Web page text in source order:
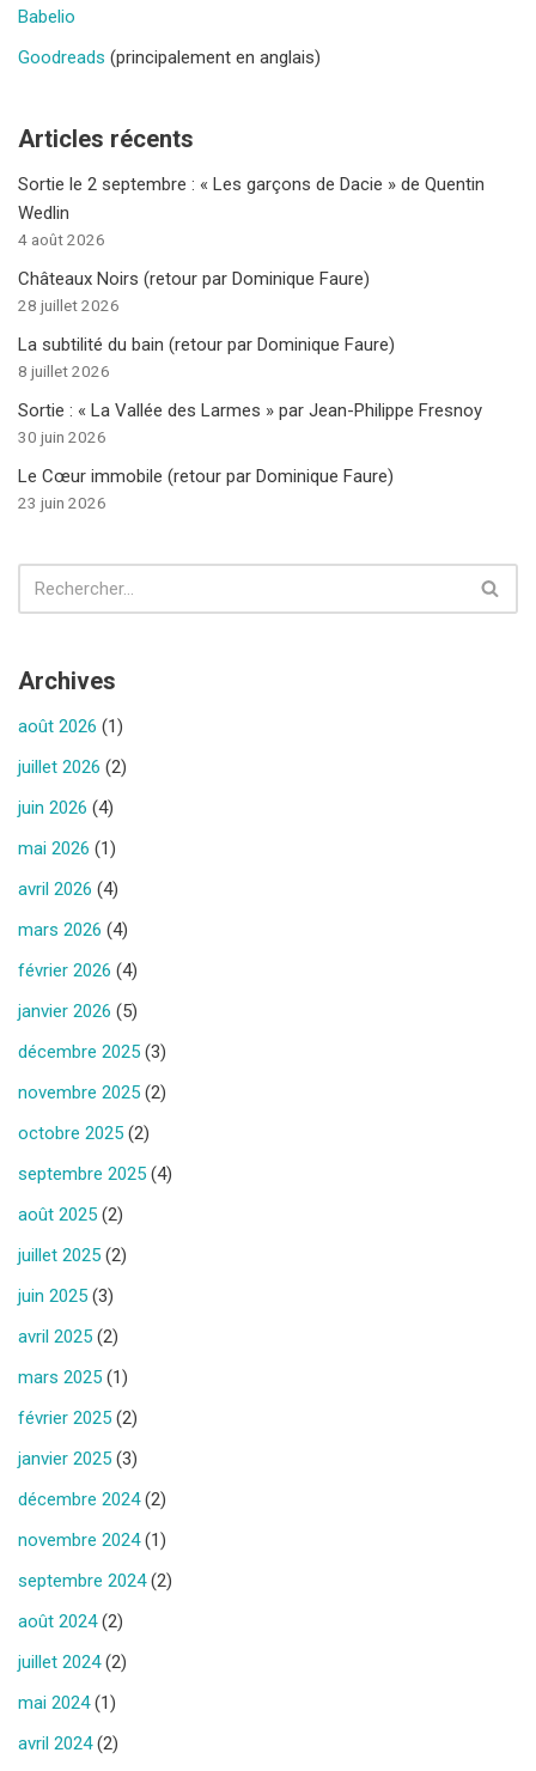
Babelio
Goodreads (principalement en anglais)
Articles récents
Sortie le 2 septembre : « Les garçons de Dacie » de Quentin
Wedlin
4 août 2026
Châteaux Noirs (retour par Dominique Faure)
28 juillet 2026
La subtilité du bain (retour par Dominique Faure)
8 juillet 2026
Sortie : « La Vallée des Larmes » par Jean-Philippe Fresnoy
30 juin 2026
Le Cœur immobile (retour par Dominique Faure)
23 juin 2026
Archives
août 2026 (1)
juillet 2026 (2)
juin 2026 (4)
mai 2026 (1)
avril 2026 (4)
mars 2026 (4)
février 2026 (4)
janvier 2026 (5)
décembre 2025 (3)
novembre 2025 (2)
octobre 2025 (2)
septembre 2025 (4)
août 2025 (2)
juillet 2025 (2)
juin 2025 (3)
avril 2025 (2)
mars 2025 (1)
février 2025 (2)
janvier 2025 (3)
décembre 2024(2)
novembre 2024(1)
septembre 2024(2)
août 2024(2)
juillet 2024(2)
mai 2024(1)
avril 2024(2)